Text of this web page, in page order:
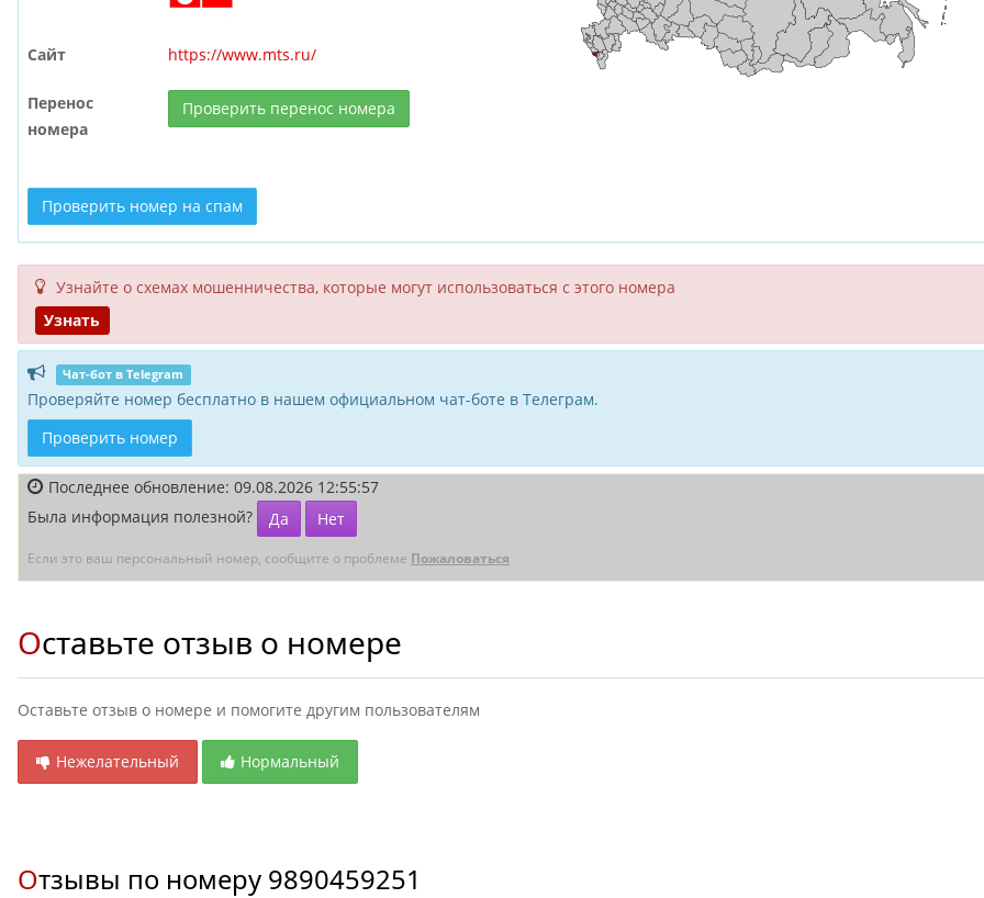
Сайт https://www.mts.ru/
Перенос
номера
Проверить перенос номера
Проверить номер на спам
Узнайте о схемах мошенни­чества, кото­рые могут исполь­зоваться с этого номера
Узнать
Чат-бот в Telegram
Проверяйте номер бесплатно в нашем официальном чат-боте в Телеграм.
Проверить номер
Последнее обновление: 09.08.2026 12:55:57
Была информация полезной?
Да Нет
Если это ваш персональный номер, сообщите о проблеме Пожаловаться
Оставьте отзыв о номере
Оставьте отзыв о номере и помогите другим пользователям
Нежелательный Нормальный
Отзывы по номеру 9890459251